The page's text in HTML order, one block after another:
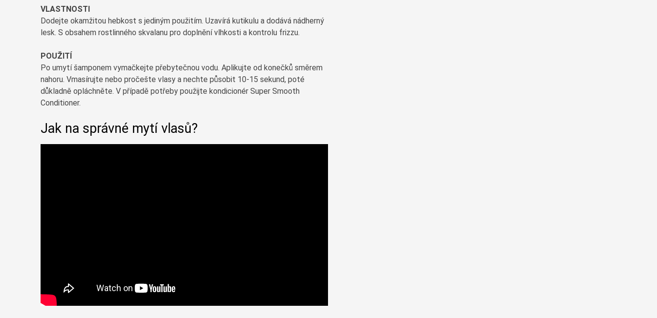
VLASTNOSTI
Dodejte okamžitou hebkost s jediným použitím. Uzavírá kutikulu a dodává nádherný
lesk. S obsahem rostlinného skvalanu pro doplnění vlhkosti a kontrolu frizzu.
POUŽITÍ
Po umytí šamponem vymačkejte přebytečnou vodu. Aplikujte od konečků směrem
nahoru. Vmasírujte nebo pročešte vlasy a nechte působit 10-15 sekund, poté
důkladně opláchněte. V případě potřeby použijte kondicionér Super Smooth
Conditioner.
Jak na správné mytí vlasů?